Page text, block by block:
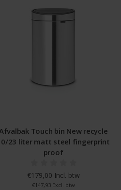
Afvalbak Touch Bin 60 liter Soft
Beige
€152,89 Excl. btw
Beschikbaar